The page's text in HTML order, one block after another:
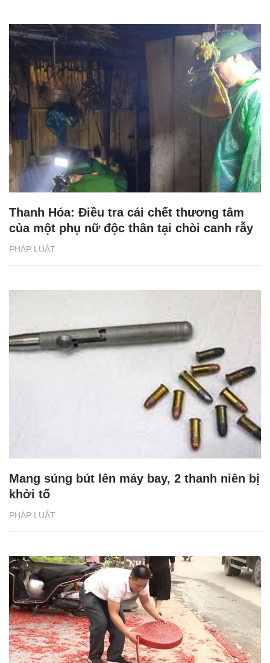
PHÁP LUẬT
Thanh Hóa: Điều tra cái chết thương tâm
của một phụ nữ độc thân tại chòi canh rẫy
PHÁP LUẬT
Mang súng bút lên máy bay, 2 thanh niên bị
khởi tố